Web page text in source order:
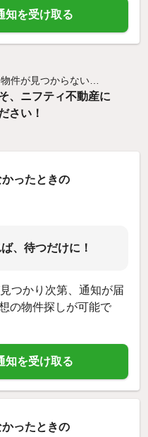
知を受け取る
件が見つからない…
、ニフティ不動産に
さい！
ったときの
、待つだけに！
つかり次第、通知が届
の物件探しが可能で
知を受け取る
ったときの